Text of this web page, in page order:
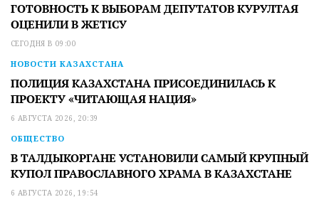
ГОТОВНОСТЬ К ВЫБОРАМ ДЕПУТАТОВ КУРУЛТАЯ
ОЦЕНИЛИ В ЖЕТІСУ
СЕГОДНЯ В 09:00
НОВОСТИ КАЗАХСТАНА
ПОЛИЦИЯ КАЗАХСТАНА ПРИСОЕДИНИЛАСЬ К
ПРОЕКТУ «ЧИТАЮЩАЯ НАЦИЯ»
6 АВГУСТА 2026, 20:39
ОБЩЕСТВО
В ТАЛДЫКОРГАНЕ УСТАНОВИЛИ САМЫЙ КРУПНЫЙ
КУПОЛ ПРАВОСЛАВНОГО ХРАМА В КАЗАХСТАНЕ
6 АВГУСТА 2026, 19:54